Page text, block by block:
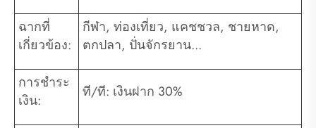
ฉากที่
เกี่ยวข้อง:
กีฬา, ท่องเที่ยว, แคชชวล, ชายหาด,
ตกปลา, ปั่นจักรยาน...
การชำระ
เงิน:
ที/ที: เงินฝาก 30%